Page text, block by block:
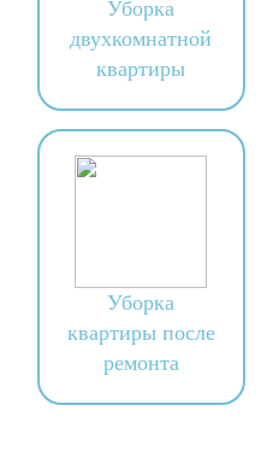
Уборка
двухкомнатной
квартиры
Уборка
квартиры после
ремонта